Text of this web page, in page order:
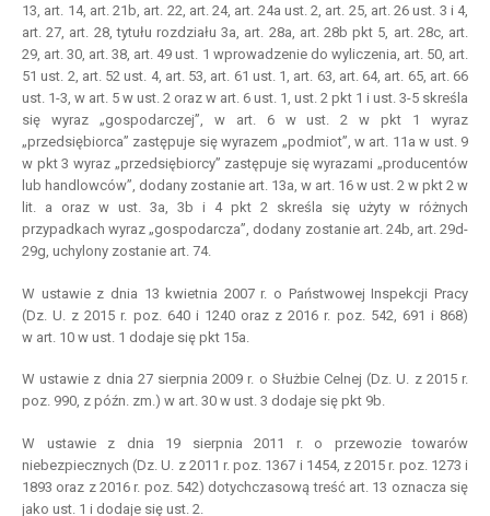
13, art. 14, art. 21b, art. 22, art. 24, art. 24a ust. 2, art. 25, art. 26 ust. 3 i 4,
art. 27, art. 28, tytułu rozdziału 3a, art. 28a, art. 28b pkt 5, art. 28c, art.
29, art. 30, art. 38, art. 49 ust. 1 wprowadzenie do wyliczenia, art. 50, art.
51 ust. 2, art. 52 ust. 4, art. 53, art. 61 ust. 1, art. 63, art. 64, art. 65, art. 66
ust. 1-3, w art. 5 w ust. 2 oraz w art. 6 ust. 1, ust. 2 pkt 1 i ust. 3-5 skreśla
się wyraz „gospodarczej”, w art. 6 w ust. 2 w pkt 1 wyraz
„przedsiębiorca” zastępuje się wyrazem „podmiot”, w art. 11a w ust. 9
w pkt 3 wyraz „przedsiębiorcy” zastępuje się wyrazami „producentów
lub handlowców”, dodany zostanie art. 13a, w art. 16 w ust. 2 w pkt 2 w
lit. a oraz w ust. 3a, 3b i 4 pkt 2 skreśla się użyty w różnych
przypadkach wyraz „gospodarcza”, dodany zostanie art. 24b, art. 29d-
29g, uchylony zostanie art. 74.
W ustawie z dnia 13 kwietnia 2007 r. o Państwowej Inspekcji Pracy
(Dz. U. z 2015 r. poz. 640 i 1240 oraz z 2016 r. poz. 542, 691 i 868)
w art. 10 w ust. 1 dodaje się pkt 15a.
W ustawie z dnia 27 sierpnia 2009 r. o Służbie Celnej (Dz. U. z 2015 r.
poz. 990, z późn. zm.) w art. 30 w ust. 3 dodaje się pkt 9b.
W ustawie z dnia 19 sierpnia 2011 r. o przewozie towarów
niebezpiecznych (Dz. U. z 2011 r. poz. 1367 i 1454, z 2015 r. poz. 1273 i
1893 oraz z 2016 r. poz. 542) dotychczasową treść art. 13 oznacza się
jako ust. 1 i dodaje się ust. 2.